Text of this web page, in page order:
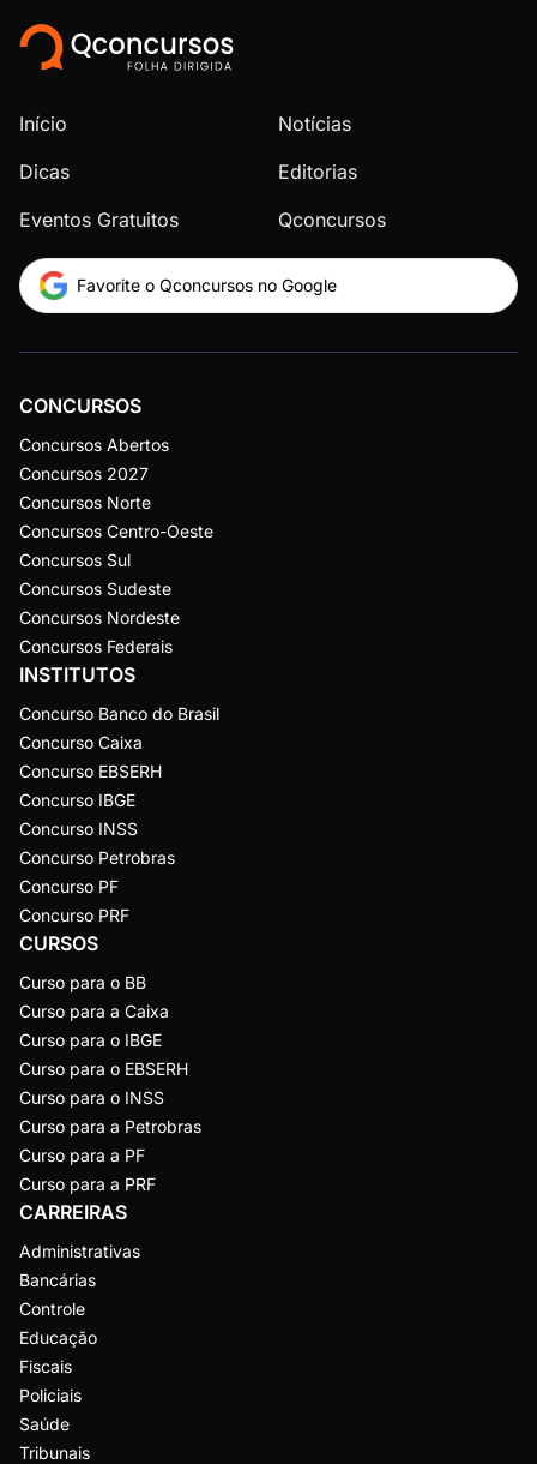
Início
Notícias
Dicas
Editorias
Eventos Gratuitos
Qconcursos
Favorite o Qconcursos no Google
CONCURSOS
Concursos Abertos
Concursos 2027
Concursos Norte
Concursos Centro-Oeste
Concursos Sul
Concursos Sudeste
Concursos Nordeste
Concursos Federais
INSTITUTOS
Concurso Banco do Brasil
Concurso Caixa
Concurso EBSERH
Concurso IBGE
Concurso INSS
Concurso Petrobras
Concurso PF
Concurso PRF
CURSOS
Curso para o BB
Curso para a Caixa
Curso para o IBGE
Curso para o EBSERH
Curso para o INSS
Curso para a Petrobras
Curso para a PF
Curso para a PRF
CARREIRAS
Administrativas
Bancárias
Controle
Educação
Fiscais
Policiais
Saúde
Tribunais